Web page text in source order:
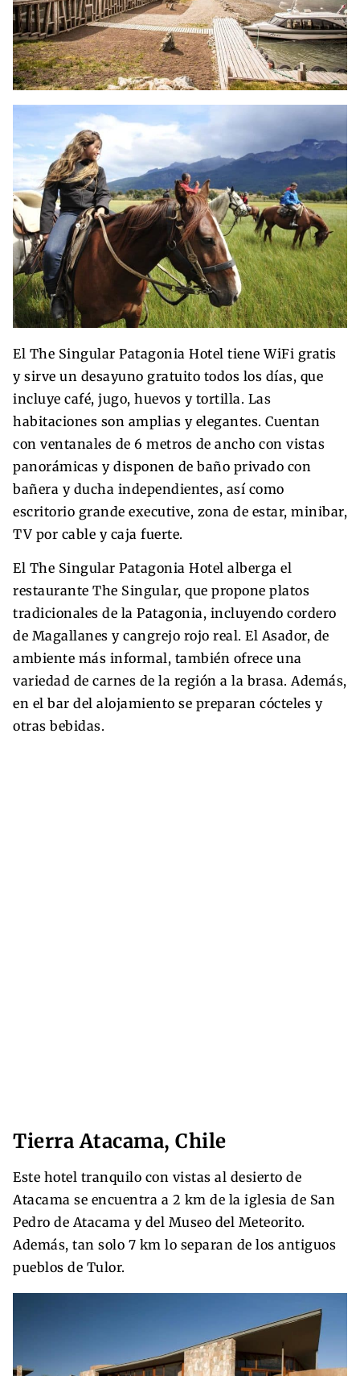
El The Singular Patagonia Hotel tiene WiFi gratis
y sirve un desayuno gratuito todos los días, que
incluye café, jugo, huevos y tortilla. Las
habitaciones son amplias y elegantes. Cuentan
con ventanales de 6 metros de ancho con vistas
panorámicas y disponen de baño privado con
bañera y ducha independientes, así como
escritorio grande executive, zona de estar, minibar,
TV por cable y caja fuerte.
El The Singular Patagonia Hotel alberga el
restaurante The Singular, que propone platos
tradicionales de la Patagonia, incluyendo cordero
de Magallanes y cangrejo rojo real. El Asador, de
ambiente más informal, también ofrece una
variedad de carnes de la región a la brasa. Además,
en el bar del alojamiento se preparan cócteles y
otras bebidas.
Tierra Atacama, Chile
Este hotel tranquilo con vistas al desierto de
Atacama se encuentra a 2 km de la iglesia de San
Pedro de Atacama y del Museo del Meteorito.
Además, tan solo 7 km lo separan de los antiguos
pueblos de Tulor.